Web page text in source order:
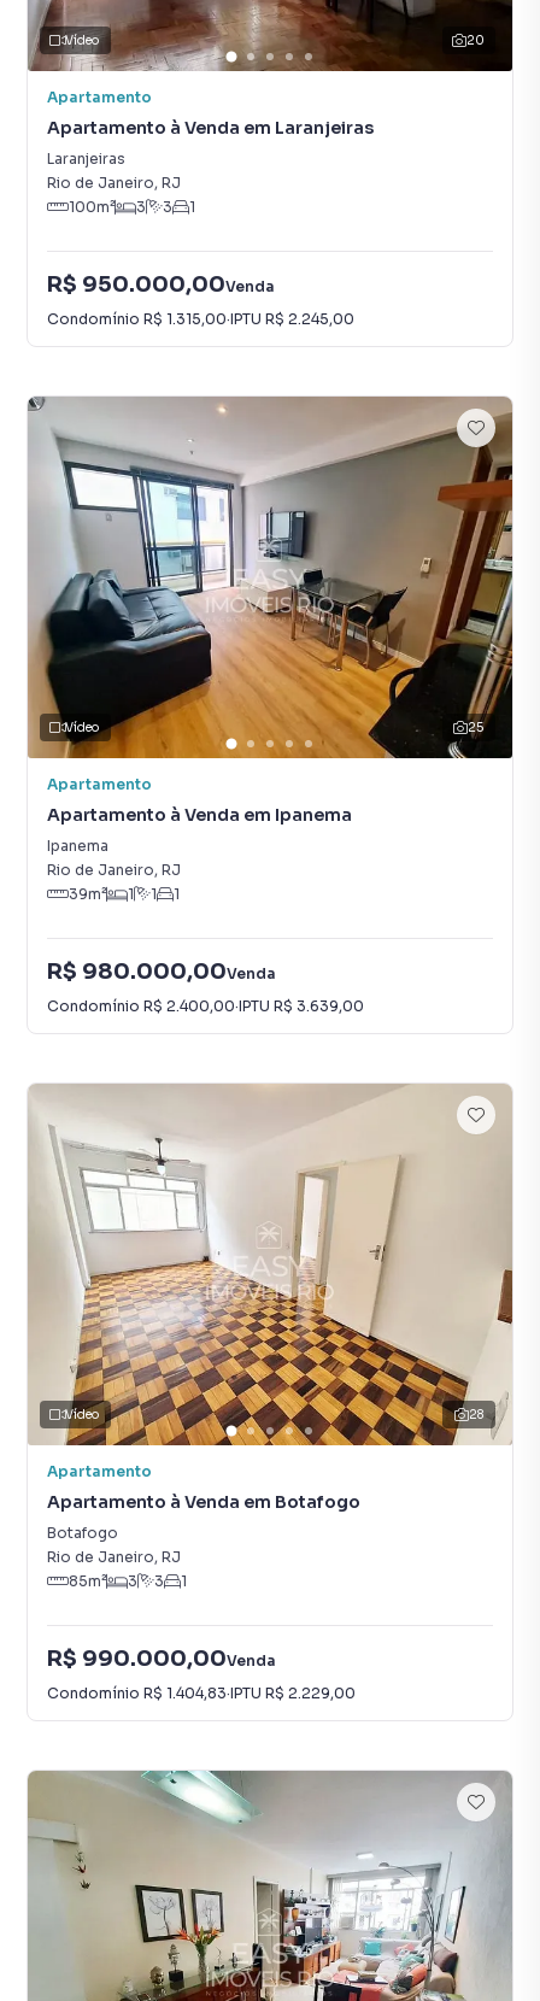
20
Vídeo
Apartamento
Apartamento à Venda em Laranjeiras
Laranjeiras
Rio de Janeiro, RJ
100m² 3 3 1
R$ 950.000,00Venda
Condomínio R$ 1.315,00·IPTU R$ 2.245,00
25
Vídeo
Apartamento
Apartamento à Venda em Ipanema
Ipanema
Rio de Janeiro, RJ
39m² 1 1 1
R$ 980.000,00Venda
Condomínio R$ 2.400,00·IPTU R$ 3.639,00
28
Vídeo
Apartamento
Apartamento à Venda em Botafogo
Botafogo
Rio de Janeiro, RJ
85m² 3 3 1
R$ 990.000,00Venda
Condomínio R$ 1.404,83·IPTU R$ 2.229,00